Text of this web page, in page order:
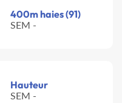
400m haies (91)
SEM -
Hauteur
SEM -